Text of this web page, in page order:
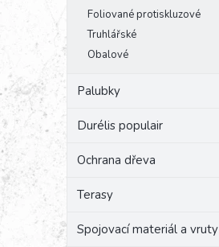
l
Foliované protiskluzové
Truhlářské
Obalové
Palubky
Durélis populair
Ochrana dřeva
Terasy
Spojovací materiál a vruty